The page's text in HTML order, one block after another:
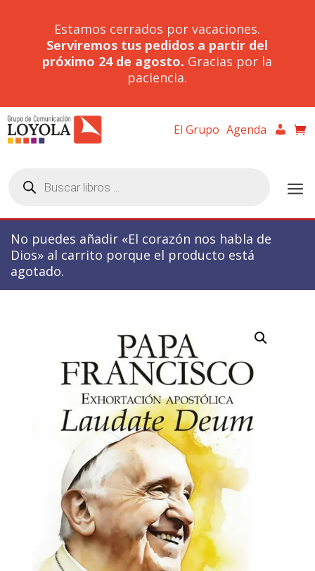
Estamos cerrados por vacaciones.
Serviremos tus pedidos a partir del
próximo 24 de agosto. Gracias por la
paciencia.
El Grupo Agenda
productos
No puedes añadir «El corazón nos habla de
Dios» al carrito porque el producto está
agotado.